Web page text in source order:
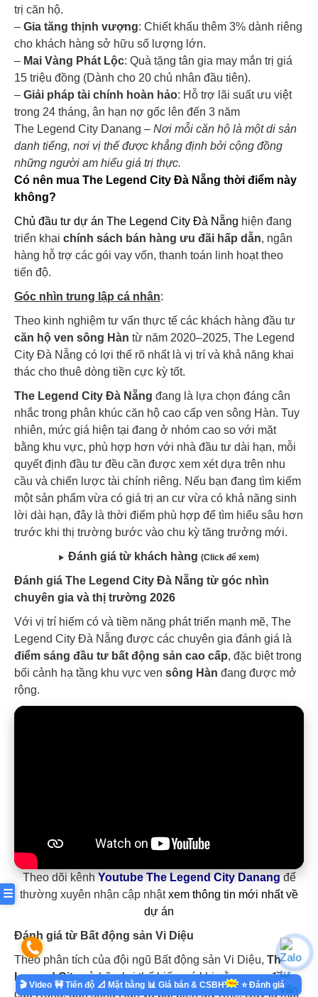
🎬 Video 🚧 Tiến độ 📐 Mặt bằng 📊 Giá bán & CSBH ⭐ Đánh giá
trị căn hộ.
– Gia tăng thịnh vượng: Chiết khấu thêm 3% dành riêng
cho khách hàng sở hữu số lượng lớn.
– Mai Vàng Phát Lộc: Quà tặng tân gia may mắn trị giá
15 triệu đồng (Dành cho 20 chủ nhân đầu tiên).
– Giải pháp tài chính hoàn hảo: Hỗ trợ lãi suất ưu việt
trong 24 tháng, ân hạn nợ gốc lên đến 3 năm
The Legend City Danang – Nơi mỗi căn hộ là một di sản
danh tiếng, nơi vị thế được khẳng định bởi cộng đồng
những người am hiểu giá trị thực.
Có nên mua The Legend City Đà Nẵng thời điểm này
không?
Chủ đầu tư dự án The Legend City Đà Nẵng hiện đang
triển khai chính sách bán hàng ưu đãi hấp dẫn, ngân
hàng hỗ trợ các gói vay vốn, thanh toán linh hoạt theo
tiến độ.
Góc nhìn trung lập cá nhân:
Theo kinh nghiệm tư vấn thực tế các khách hàng đầu tư
căn hộ ven sông Hàn từ năm 2020–2025, The Legend
City Đà Nẵng có lợi thế rõ nhất là vị trí và khả năng khai
thác cho thuê dòng tiền cực kỳ tốt.
The Legend City Đà Nẵng đang là lựa chọn đáng cân
nhắc trong phân khúc căn hộ cao cấp ven sông Hàn. Tuy
nhiên, mức giá hiện tại đang ở nhóm cao so với mặt
bằng khu vực, phù hợp hơn với nhà đầu tư dài hạn, mỗi
quyết định đầu tư đều cần được xem xét dựa trên nhu
cầu và chiến lược tài chính riêng. Nếu bạn đang tìm kiếm
một sản phẩm vừa có giá trị an cư vừa có khả năng sinh
lời dài hạn, đây là thời điểm phù hợp để tìm hiểu sâu hơn
trước khi thị trường bước vào chu kỳ tăng trưởng mới.
Đánh giá từ khách hàng (Click để xem)
Đánh giá The Legend City Đà Nẵng từ góc nhìn
chuyên gia và thị trường 2026
Với vị trí hiếm có và tiềm năng phát triển mạnh mẽ, The
Legend City Đà Nẵng được các chuyên gia đánh giá là
điểm sáng đầu tư bất động sản cao cấp, đặc biệt trong
bối cảnh hạ tầng khu vực ven sông Hàn đang được mở
rộng.
Theo dõi kênhYoutube The Legend City Danangđể
thường xuyên nhận cập nhậtxem thông tin mới nhất về
dự án
Đánh giá từ Bất động sản Vi Diệu
Theo phân tích của đội ngũ Bất động sản Vi Diệu, The
Legend Citysở hữu lợi thế hiếm có khi nằm ngay đầu
cầu Rồng, gần sông Hàn và bãi biển Mỹ Khê. Đây là một
☰